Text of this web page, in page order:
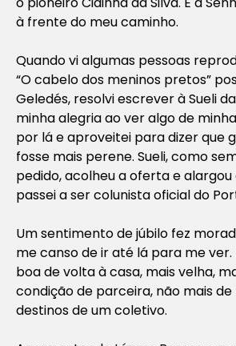
à frente do meu caminho.
Quando vi algumas pessoas
“O cabelo dos meninos pretos”
Geledés, resolvi escrever à Sueli
minha alegria ao ver algo de
por lá e aproveitei para dizer que
fosse mais perene. Sueli, como
pedido, acolheu a oferta e alargou
passei a ser colunista oficial do
Um sentimento de júbilo fez
me canso de ir até lá para me ver.
boa de volta à casa, mais velha,
condição de parceira, não mais
destinos de um coletivo.